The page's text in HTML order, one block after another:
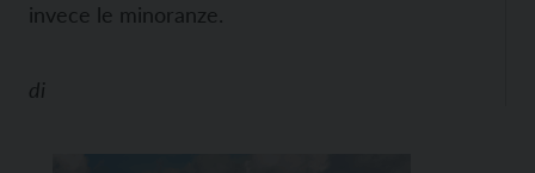
invece le minoranze.
di